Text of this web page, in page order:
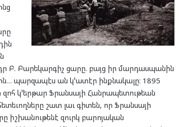
Բ. Բարեկարգիչ ցարը. բայց իր մարդասպանին
պարզապէս ան կ՚ատէր ինքնակալը: 1895
կ՚երթար Ֆրանսայի Հանրապետութեան
շատ լաւ գիտեն, որ Ֆրանսայի
իշխանութենէ զուրկ բարոյական